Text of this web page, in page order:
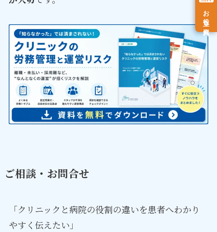
ご相談・お問合せ
「クリニックと病院の役割の違いを患者へわかり
やすく伝えたい」
お役立ち資料